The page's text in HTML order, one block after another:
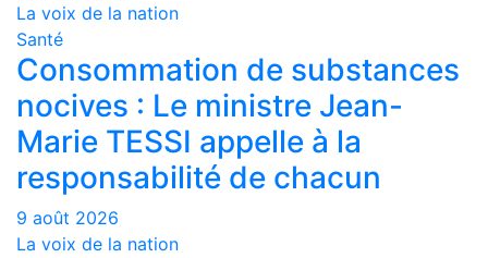
La voix de la nation
Santé
Consommation de substances
nocives : Le ministre Jean-
Marie TESSI appelle à la
responsabilité de chacun
9 août 2026
La voix de la nation